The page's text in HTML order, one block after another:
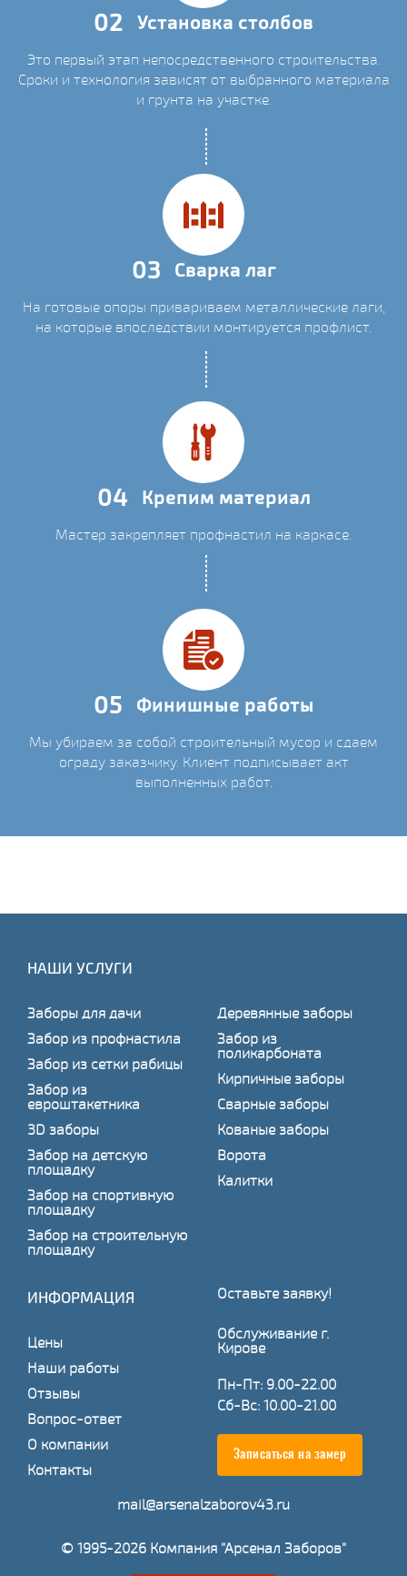
02 Установка столбов
Это первый этап непосредственного строительства.
Сроки и технология зависят от выбранного материала
и грунта на участке.
03 Сварка лаг
На готовые опоры привариваем металлические лаги,
на которые впоследствии монтируется профлист.
04 Крепим материал
Мастер закрепляет профнастил на каркасе.
05 Финишные работы
Мы убираем за собой строительный мусор и сдаем
ограду заказчику. Клиент подписывает акт
выполненных работ.
НАШИ УСЛУГИ
Заборы для дачи
Забор из профнастила
Забор из сетки рабицы
Забор из
евроштакетника
3D заборы
Забор на детскую
площадку
Забор на спортивную
площадку
Забор на строительную
площадку
Деревянные заборы
Забор из
поликарбоната
Кирпичные заборы
Сварные заборы
Кованые заборы
Ворота
Калитки
ИНФОРМАЦИЯ
Цены
Наши работы
Отзывы
Вопрос-ответ
О компании
Контакты
Оставьте заявку!
Обслуживание г.
Кирове
Пн-Пт: 9.00-22.00
Сб-Вс: 10.00-21.00
Записаться на замер
mail@arsenalzaborov43.ru
© 1995-2026 Компания "Арсенал Заборов"